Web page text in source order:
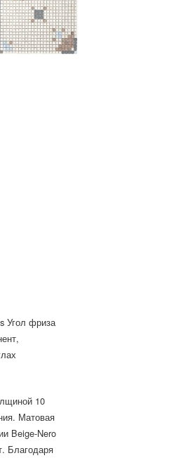
Угол фриза
10
Матовая
Beige-Nero
Благодаря